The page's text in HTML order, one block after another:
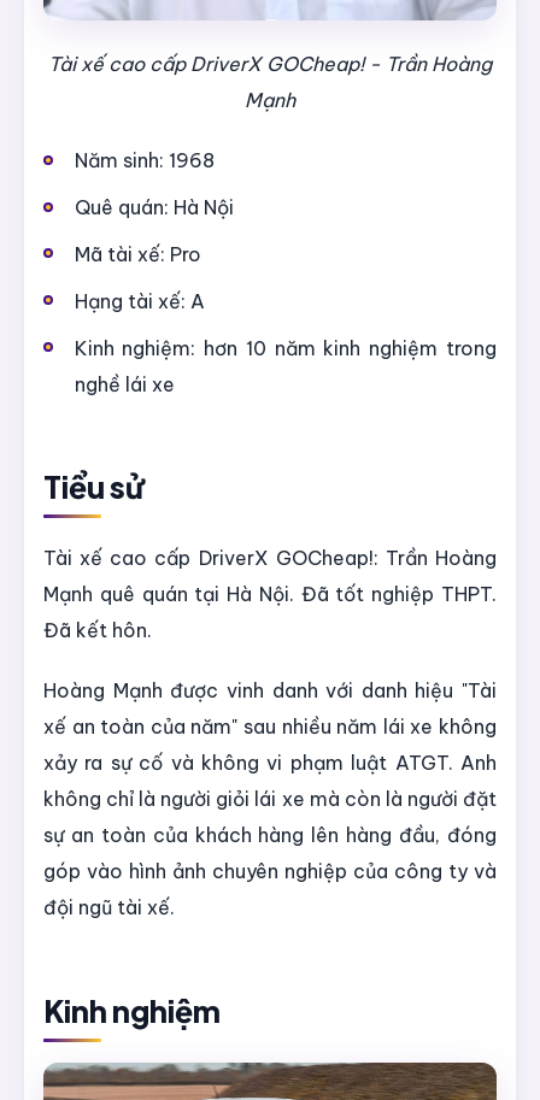
Tài xế cao cấp DriverX GOCheap! - Trần Hoàng
Mạnh
Năm sinh: 1968
Quê quán: Hà Nội
Mã tài xế: Pro
Hạng tài xế: A
Kinh nghiệm: hơn 10 năm kinh nghiệm trong
nghề lái xe
Tiểu sử
Tài xế cao cấp DriverX GOCheap!: Trần Hoàng
Mạnh quê quán tại Hà Nội. Đã tốt nghiệp THPT.
Đã kết hôn.
Hoàng Mạnh được vinh danh với danh hiệu "Tài
xế an toàn của năm" sau nhiều năm lái xe không
xảy ra sự cố và không vi phạm luật ATGT. Anh
không chỉ là người giỏi lái xe mà còn là người đặt
sự an toàn của khách hàng lên hàng đầu, đóng
góp vào hình ảnh chuyên nghiệp của công ty và
đội ngũ tài xế.
Kinh nghiệm